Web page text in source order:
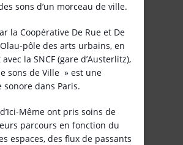
sons d’un morceau de ville.
la Coopérative De Rue et De
pôle des arts urbains, en
la SNCF (gare d’Austerlitz),
sons de Ville » est une
sonore dans Paris.
Même ont pris soins de
parcours en fonction du
espaces, des flux de passants